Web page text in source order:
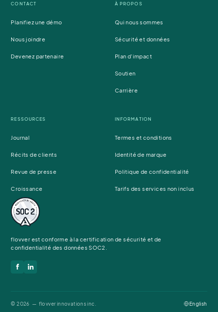
flovver est conforme à la certification de sécurité et de
confidentialité des données SOC2.
CONTACT
Planifiez une démo
Nous joindre
Devenez partenaire
À PROPOS
Qui nous sommes
Sécurité et données
Plan d'impact
Soutien
Carrière
RESSOURCES
Journal
Récits de clients
Revue de presse
Croissance
INFORMATION
Termes et conditions
Identité de marque
Politique de confidentialité
Tarifs des services non inclus
© 2026 — flovver innovations inc. English